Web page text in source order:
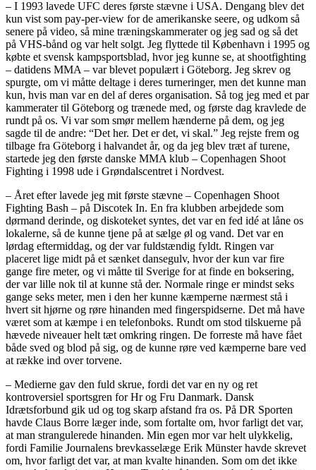
– I 1993 lavede UFC deres første stævne i USA. Dengang blev det
kun vist som pay-per-view for de amerikanske seere, og udkom så
senere på video, så mine træningskammerater og jeg sad og så det
på VHS-bånd og var helt solgt. Jeg flyttede til København i 1995 og
købte et svensk kampsportsblad, hvor jeg kunne se, at shootfighting
– datidens MMA – var blevet populært i Göteborg. Jeg skrev og
spurgte, om vi måtte deltage i deres turneringer, men det kunne man
kun, hvis man var en del af deres organisation. Så tog jeg med et par
kammerater til Göteborg og trænede med, og første dag kravlede de
rundt på os. Vi var som smør mellem hænderne på dem, og jeg
sagde til de andre: “Det her. Det er det, vi skal.” Jeg rejste frem og
tilbage fra Göteborg i halvandet år, og da jeg blev træt af turene,
startede jeg den første danske MMA klub – Copenhagen Shoot
Fighting i 1998 ude i Grøndalscentret i Nordvest.
– Året efter lavede jeg mit første stævne – Copenhagen Shoot
Fighting Bash – på Discotek In. En fra klubben arbejdede som
dørmand derinde, og diskoteket syntes, det var en fed idé at låne os
lokalerne, så de kunne tjene på at sælge øl og vand. Det var en
lørdag eftermiddag, og der var fuldstændig fyldt. Ringen var
placeret lige midt på et sænket dansegulv, hvor der kun var fire
gange fire meter, og vi måtte til Sverige for at finde en boksering,
der var lille nok til at kunne stå der. Normale ringe er mindst seks
gange seks meter, men i den her kunne kæmperne nærmest stå i
hvert sit hjørne og røre hinanden med fingerspidserne. Det må have
været som at kæmpe i en telefonboks. Rundt om stod tilskuerne på
hævede niveauer helt tæt omkring ringen. De forreste må have fået
både sved og blod på sig, og de kunne røre ved kæmperne bare ved
at række ind over torvene.
– Medierne gav den fuld skrue, fordi det var en ny og ret
kontroversiel sportsgren for Hr og Fru Danmark. Dansk
Idrætsforbund gik ud og tog skarp afstand fra os. På DR Sporten
havde Claus Borre læger inde, som fortalte om, hvor farligt det var,
at man strangulerede hinanden. Min egen mor var helt ulykkelig,
fordi Familie Journalens brevkasselæge Erik Münster havde skrevet
om, hvor farligt det var, at man kvalte hinanden. Som om det ikke